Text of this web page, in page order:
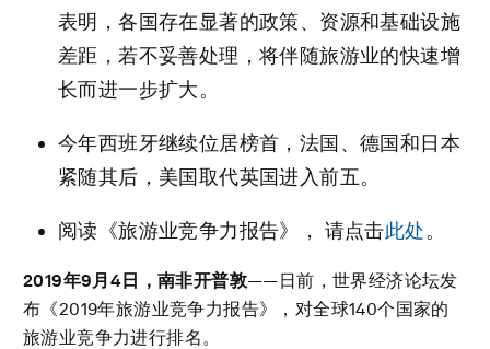
表明，各国存在显著的政策、资源和基础设施
差距，若不妥善处理，将伴随旅游业的快速增
长而进一步扩大。
今年西班牙继续位居榜首，法国、德国和日本
紧随其后，美国取代英国进入前五。
阅读《旅游业竞争力报告》， 请点击此处。
2019年9月4日，南非开普敦——日前，世界经济论坛发
布《2019年旅游业竞争力报告》，对全球140个国家的
旅游业竞争力进行排名。